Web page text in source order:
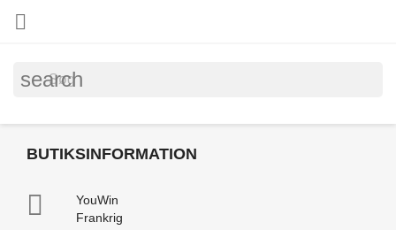

search
BUTIKSINFORMATION

YouWin
Frankrig